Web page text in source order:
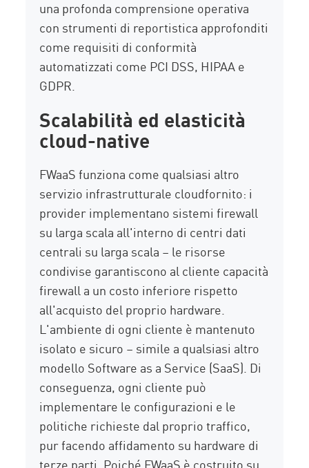
una profonda comprensione operativa
con strumenti di reportistica approfonditi
come requisiti di conformità
automatizzati come PCI DSS, HIPAA e
GDPR.
Scalabilità ed elasticità
cloud-native
FWaaS funziona come qualsiasi altro
servizio infrastrutturale cloudfornito: i
provider implementano sistemi firewall
su larga scala all'interno di centri dati
centrali su larga scala – le risorse
condivise garantiscono al cliente capacità
firewall a un costo inferiore rispetto
all'acquisto del proprio hardware.
L'ambiente di ogni cliente è mantenuto
isolato e sicuro – simile a qualsiasi altro
modello Software as a Service (SaaS). Di
conseguenza, ogni cliente può
implementare le configurazioni e le
politiche richieste dal proprio traffico,
pur facendo affidamento su hardware di
terze parti. Poiché FWaaS è costruito su